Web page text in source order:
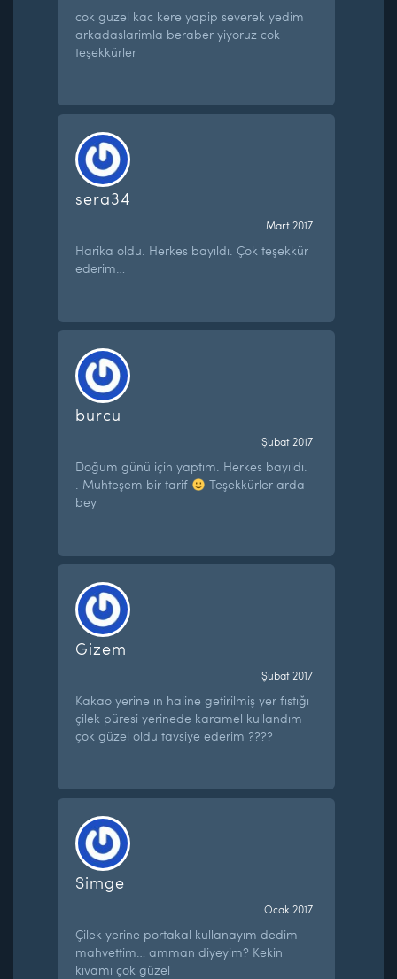
cok guzel kac kere yapip severek yedim
arkadaslarimla beraber yiyoruz cok
teşekkürler
sera34
Mart 2017
Harika oldu. Herkes bayıldı. Çok teşekkür
ederim…
burcu
Şubat 2017
Doğum günü için yaptım. Herkes bayıldı.
. Muhteşem bir tarif
Teşekkürler arda
bey
Gizem
Şubat 2017
Kakao yerine ın haline getirilmiş yer fıstığı
çilek püresi yerinede karamel kullandım
çok güzel oldu tavsiye ederim ????
Simge
Ocak 2017
Çilek yerine portakal kullanayım dedim
mahvettim… amman diyeyim? Kekin
kıvamı çok güzel